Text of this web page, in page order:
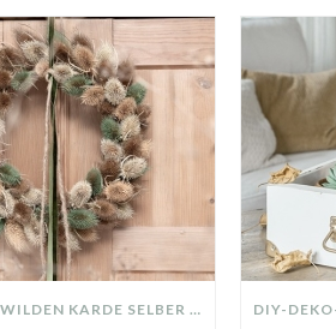
KRANZ AUS WILDEN KARDE SELBER MACHEN: HERBSTDEKO GANZ EINFACH